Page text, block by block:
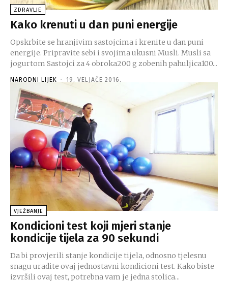
ZDRAVLJE
Kako krenuti u dan puni energije
Opskrbite se hranjivim sastojcima i krenite u dan puni
energije. Pripravite sebi i svojima ukusni Musli. Musli sa
jogurtom Sastojci za 4 obroka200 g zobenih pahuljica100...
NARODNI LIJEK - 19. VELJAČE 2016.
VJEŽBANJE
Kondicioni test koji mjeri stanje
kondicije tijela za 90 sekundi
Da bi provjerili stanje kondicije tijela, odnosno tjelesnu
snagu uradite ovaj jednostavni kondicioni test. Kako biste
izvršili ovaj test, potrebna vam je jedna stolica...